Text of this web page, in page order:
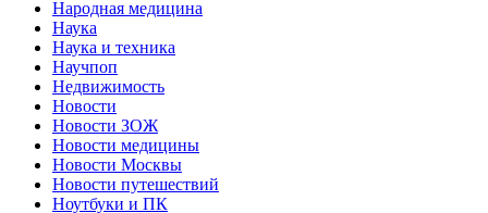
Народная медицина
Наука
Наука и техника
Научпоп
Недвижимость
Новости
Новости ЗОЖ
Новости медицины
Новости Москвы
Новости путешествий
Ноутбуки и ПК